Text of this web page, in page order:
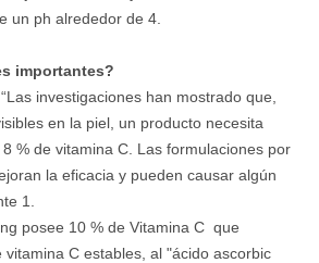
un ph alrededor de 4.
importantes?
investigaciones han mostrado que,
en la piel, un producto necesita
% de vitamina C. Las formulaciones por
la eficacia y pueden causar algún
1.
posee 10 % de Vitamina C que
C estables, al "ácido ascorbic